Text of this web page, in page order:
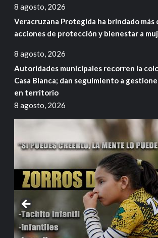
8 agosto, 2026
Veracruzana Protegida ha brindado más
acciones de protección y bienestar a
8 agosto, 2026
Autoridades municipales recorren la
Casa Blanca; dan seguimiento a
en territorio
8 agosto, 2026